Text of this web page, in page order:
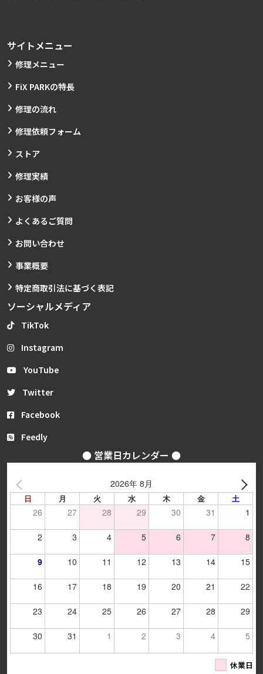
サイトメニュー
修理メニュー
FiX PARKの特長
修理の流れ
修理依頼フォーム
ストア
修理実績
お客様の声
よくあるご質問
お問い合わせ
事業概要
特定商取引法に基づく表記
ソーシャルメディア
TikTok
Instagram
YouTube
Twitter
Facebook
Feedly
● 営業日カレンダー ●
2026年 8月
日 月 火 水 木 金 土
26 27 28 29 30 31 1
2 3 4 5 6 7 8
9 10 11 12 13 14 15
16 17 18 19 20 21 22
23 24 25 26 27 28 29
30 31 1 2 3 4 5
休業日